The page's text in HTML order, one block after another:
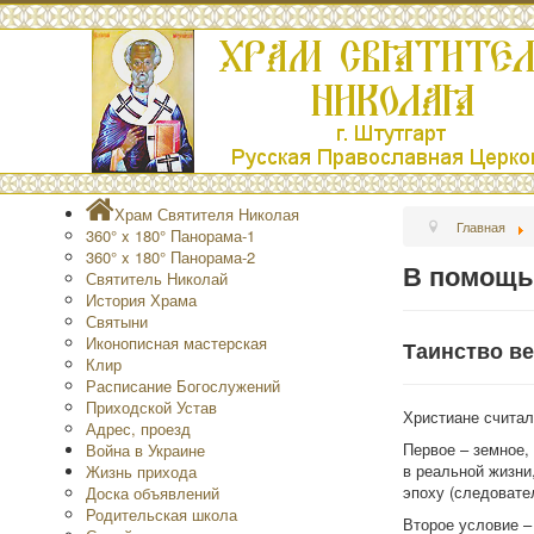
Храм Святителя Николая
360° x 180° Панорама-1
360° x 180° Панорама-2
Святитель Николай
История Храма
Святыни
Иконописная мастерская
Клир
Расписание Богослужений
Приходской Устав
Адрес, проезд
Война в Украине
Жизнь прихода
Доска объявлений
Родительская школа
Главная
В
Таинство
Христиане
Первое –
в реальной
эпоху
Второе условие